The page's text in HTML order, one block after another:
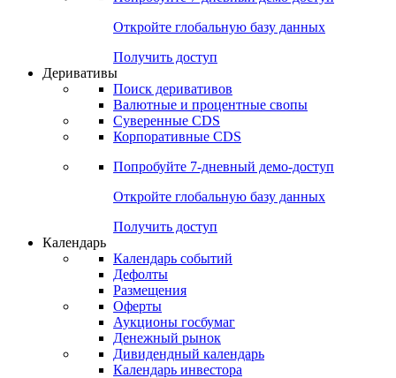
Откройте глобальную базу данных
Получить доступ
Деривативы
Поиск деривативов
Валютные и процентные свопы
Суверенные CDS
Корпоративные CDS
Попробуйте 7-дневный демо-доступ
Откройте глобальную базу данных
Получить доступ
Календарь
Календарь событий
Дефолты
Размещения
Оферты
Аукционы госбумаг
Денежный рынок
Дивидендный календарь
Календарь инвестора